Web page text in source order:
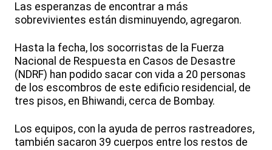
Las esperanzas de encontrar a más
sobrevivientes están disminuyendo, agregaron.
Hasta la fecha, los socorristas de la Fuerza
Nacional de Respuesta en Casos de Desastre
(NDRF) han podido sacar con vida a 20 personas
de los escombros de este edificio residencial, de
tres pisos, en Bhiwandi, cerca de Bombay.
Los equipos, con la ayuda de perros rastreadores,
también sacaron 39 cuerpos entre los restos de